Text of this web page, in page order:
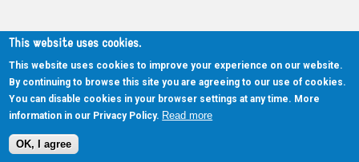
This website uses cookies.
This website uses cookies to improve your experience on our website.
By continuing to browse this site you are agreeing to our use of cookies.
You can disable cookies in your browser settings at any time. More
information in our Privacy Policy. Read more
OK, I agree